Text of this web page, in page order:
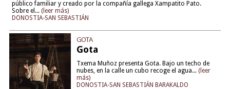
público familiar y creado por la compañía gallega Xampatito Pato.
Sobre el... (leer más)
DONOSTIA-SAN SEBASTIÁN
GOTA
Gota
Txema Muñoz presenta Gota. Bajo un techo de
nubes, en la calle un cubo recoge el agua... (leer
más)
DONOSTIA-SAN SEBASTIÁN BARAKALDO